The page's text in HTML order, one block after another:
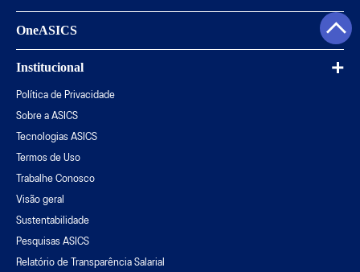
OneASICS
Institucional
Política de Privacidade
Sobre a ASICS
Tecnologias ASICS
Termos de Uso
Trabalhe Conosco
Visão geral
Sustentabilidade
Pesquisas ASICS
Relatório de Transparência Salarial